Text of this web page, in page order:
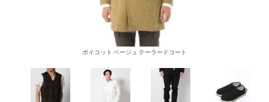
ボイコット ベージュ テーラードコート